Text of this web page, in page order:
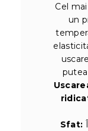
Cel
un
Sfat: